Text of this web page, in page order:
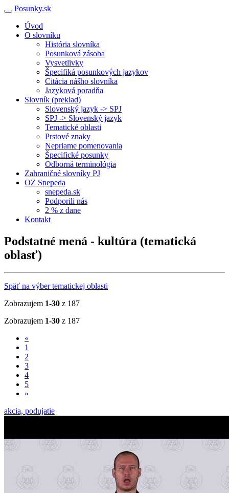
Posunky.sk
Úvod
O slovníku
História slovníka
Posunková zásoba
Vysvetlivky
Špecifiká posunkových jazykov
Citácia nášho slovníka
Jazyková poradňa
Slovník (preklad)
Slovenský jazyk -> SPJ
SPJ -> Slovenský jazyk
Tematické oblasti
Prstové znaky
Nepriame pomenovania
Špecifické posunky
Odborná terminológia
Zahraničné slovníky PJ
OZ Snepeda
snepeda.sk
Podporili nás
2 % z dane
Kontakt
Podstatné mená - kultúra (tematická
oblasť)
Späť na výber tematickej oblasti
Zobrazujem 1-30 z 187
Zobrazujem 1-30 z 187
«
1
2
3
4
5
»
akcia, podujatie